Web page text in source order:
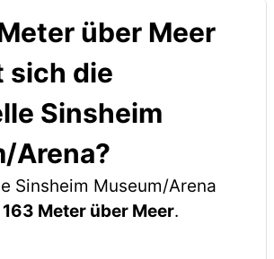
über Meer
sich die
Sinsheim
Arena?
Sinsheim Museum/Arena
163 Meter über Meer.